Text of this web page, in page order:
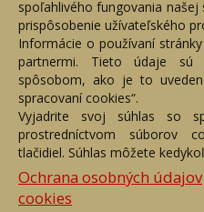
spoľahlivého fungovania
prispôsobenie užívateľského
Informácie o používaní
partnermi. Tieto údaje sú
spôsobom, ako je to
spracovaní cookies“.
Vyjadrite svoj súhlas so
prostredníctvom súborov
tlačidiel. Súhlas môžete
Ochrana osobných údajov
cookies